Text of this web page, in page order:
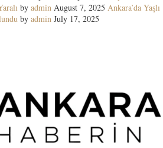
by admin August 7, 2025 Ankara’da Yaşlı
by admin July 17, 2025